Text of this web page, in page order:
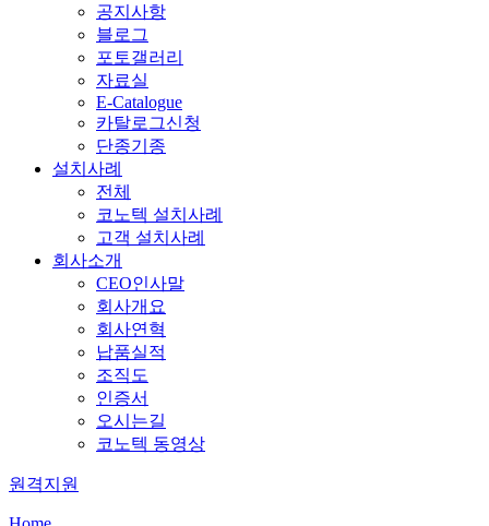
공지사항
블로그
포토갤러리
자료실
E-Catalogue
카탈로그신청
단종기종
설치사례
전체
코노텍 설치사례
고객 설치사례
회사소개
CEO인사말
회사개요
회사연혁
납품실적
조직도
인증서
오시는길
코노텍 동영상
원격지원